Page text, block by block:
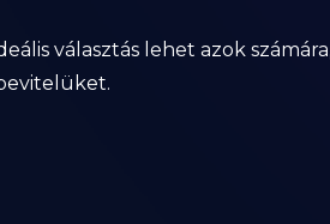
választás lehet azok